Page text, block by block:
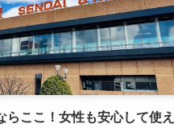
ここ！女性も安心して使え